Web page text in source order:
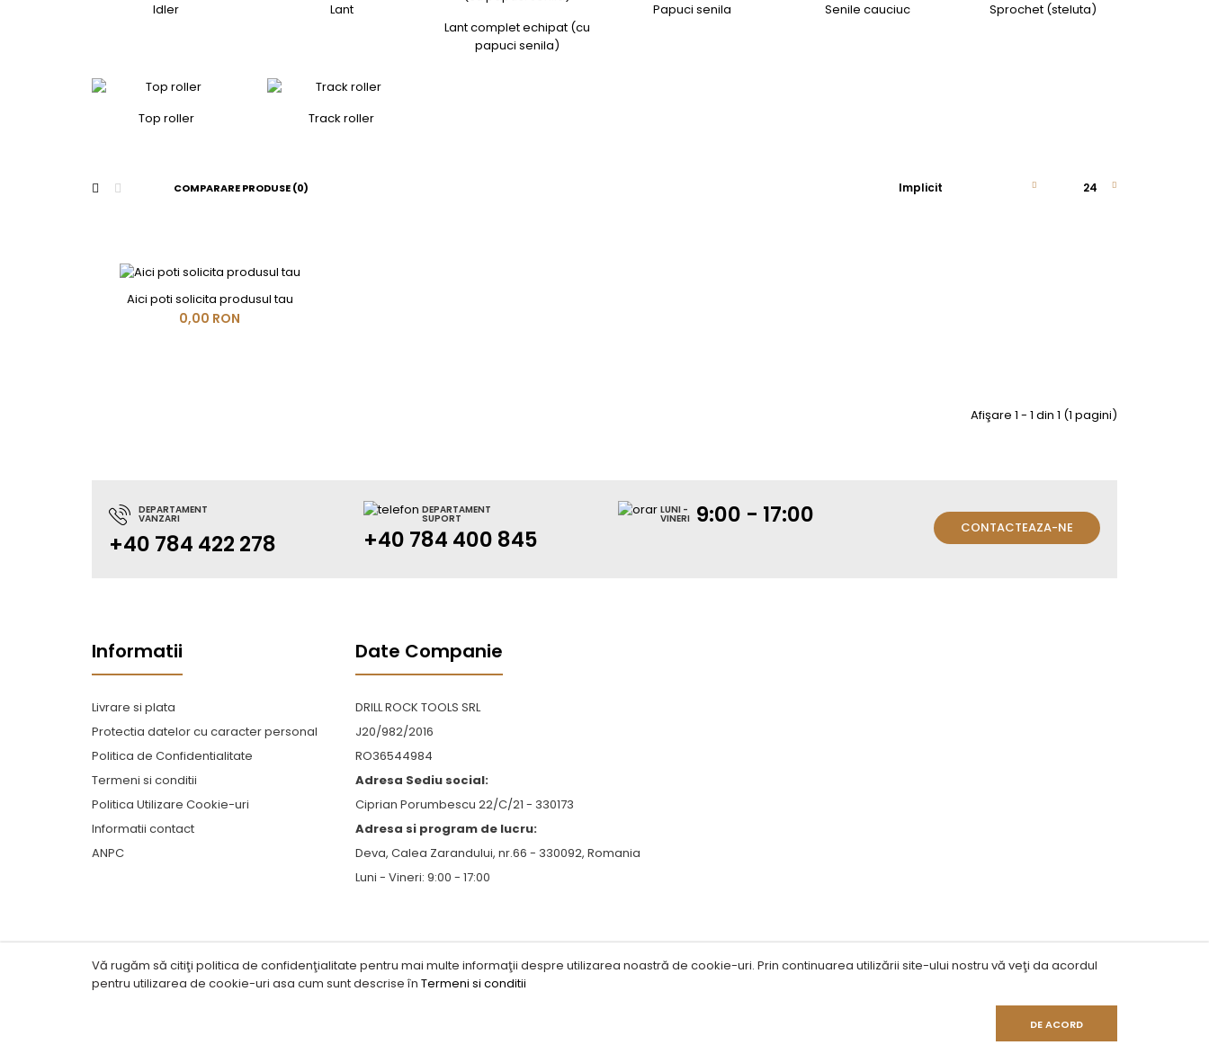
Vă rugăm să citiţi politica de confidenţialitate pentru mai multe informaţii despre utilizarea noastră de cookie-uri. Prin continuarea utilizării site-ului nostru vă veţi da acordul
pentru utilizarea de cookie-uri asa cum sunt descrise în Termeni si conditii
DE ACORD
Idler
Lant
Lant complet echipat (cu
papuci senila)
Papuci senila Senile cauciuc Sprochet (steluta)
Top roller Track roller
COMPARARE PRODUSE (0)
Aici poti solicita produsul tau
0,00 RON
Afişare 1 - 1 din 1 (1 pagini)
DEPARTAMENT
VANZARI
+40 784 422 278
DEPARTAMENT
SUPORT
+40 784 400 845
LUNI -
VINERI 9:00 - 17:00 CONTACTEAZA-NE
Informatii
Livrare si plata
Protectia datelor cu caracter personal
Politica de Confidentialitate
Termeni si conditii
Politica Utilizare Cookie-uri
Informatii contact
ANPC
Date Companie
DRILL ROCK TOOLS SRL
J20/982/2016
RO36544984
Adresa Sediu social:
Ciprian Porumbescu 22/C/21 - 330173
Adresa si program de lucru:
Deva, Calea Zarandului, nr.66 - 330092, Romania
Luni - Vineri: 9:00 - 17:00